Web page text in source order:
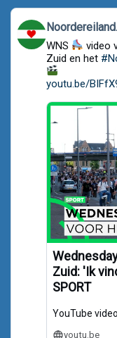
View
post
by
Noordereiland.org
WNS
video
Zuid en het
youtu.be/
Zuid: 'Ik
SPORT
YouTube
youtu.be